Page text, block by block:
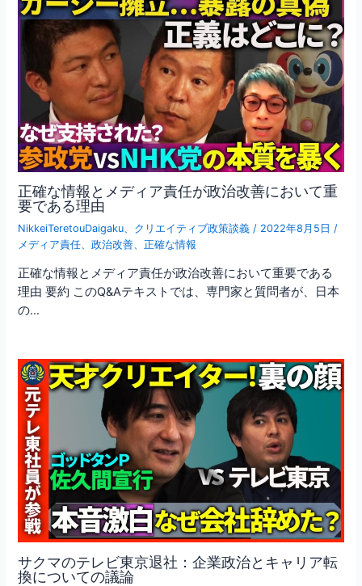
正確な情報とメディア責任が政治改善において重
要である理由
NikkeiTeretouDaigaku クリエイティブ政策談義 / 2022年8月5日 /
メディア責任 、政治改善 、正確な情報
正確な情報とメディア責任が政治改善において重要である
理由 要約 このQ&Aテキストでは、専門家と質問者が、日本
の…
サクマのテレビ東京退社：企業政治とキャリア転
換についての議論